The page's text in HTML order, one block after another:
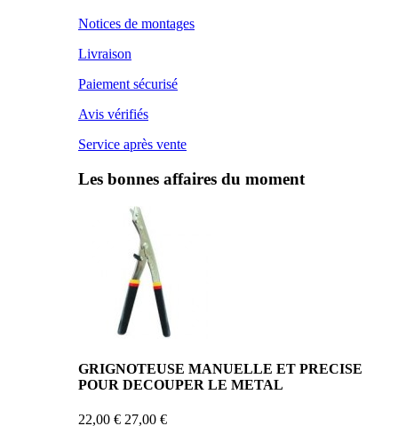
Notices de montages
Livraison
Paiement sécurisé
Avis vérifiés
Service après vente
Les bonnes affaires du moment
GRIGNOTEUSE MANUELLE ET PRECISE
POUR DECOUPER LE METAL
22,00 € 27,00 €